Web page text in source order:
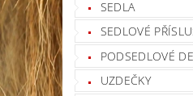
SEDLA
SEDLOVÉ
PODSEDLOVÉ
UZDEČKY